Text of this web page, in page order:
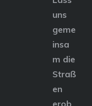
uns
geme
insa
m die
Straß
en
erob